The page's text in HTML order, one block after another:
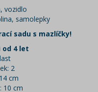
vozidlo
samolepky
sadu s mazlíčky!
od 4 let
2
cm
10 cm